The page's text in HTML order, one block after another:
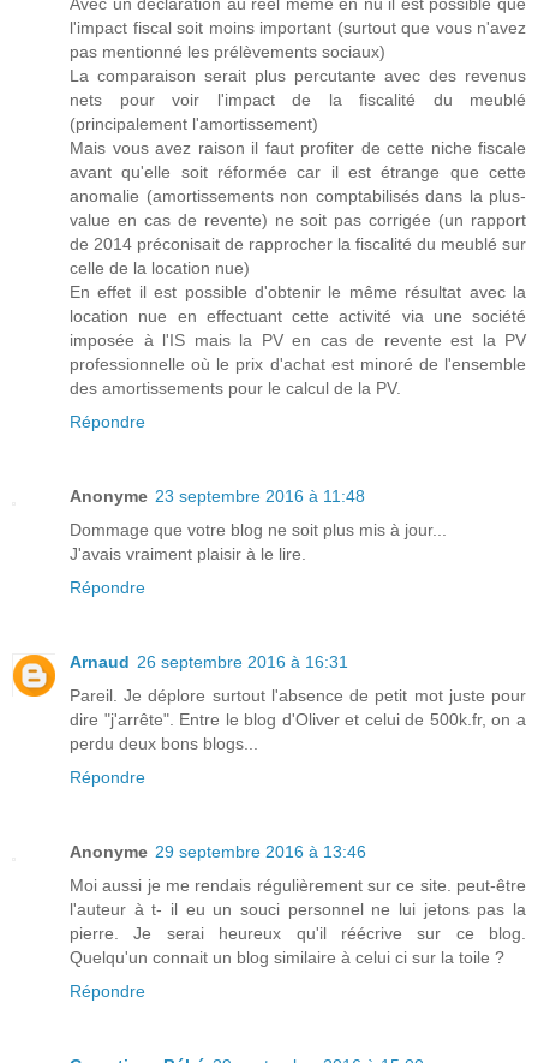
l'impact fiscal soit moins important (surtout que vous n'avez
pas mentionné les prélèvements sociaux)
La comparaison serait plus percutante avec des revenus
nets pour voir l'impact de la fiscalité du meublé
(principalement l'amortissement)
Mais vous avez raison il faut profiter de cette niche fiscale
avant qu'elle soit réformée car il est étrange que cette
anomalie (amortissements non comptabilisés dans la plus-
value en cas de revente) ne soit pas corrigée (un rapport
de 2014 préconisait de rapprocher la fiscalité du meublé sur
celle de la location nue)
En effet il est possible d'obtenir le même résultat avec la
location nue en effectuant cette activité via une société
imposée à l'IS mais la PV en cas de revente est la PV
professionnelle où le prix d'achat est minoré de l'ensemble
des amortissements pour le calcul de la PV.
Répondre
Anonyme 23 septembre 2016 à 11:48
Dommage que votre blog ne soit plus mis à jour...
J'avais vraiment plaisir à le lire.
Répondre
Arnaud 26 septembre 2016 à 16:31
Pareil. Je déplore surtout l'absence de petit mot juste pour
dire "j'arrête". Entre le blog d'Oliver et celui de 500k.fr, on a
perdu deux bons blogs...
Répondre
Anonyme 29 septembre 2016 à 13:46
Moi aussi je me rendais régulièrement sur ce site. peut-être
l'auteur à t- il eu un souci personnel ne lui jetons pas la
pierre. Je serai heureux qu'il réécrive sur ce blog.
Quelqu'un connait un blog similaire à celui ci sur la toile ?
Répondre